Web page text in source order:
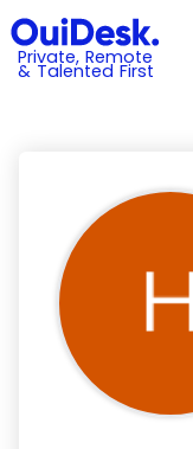
Private, Remote
& Talented First